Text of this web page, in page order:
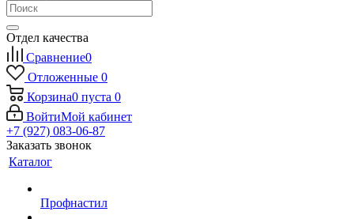
Отдел качества
Сравнение0
Отложенные 0
Корзина0 пуста 0
ВойтиМой кабинет
+7 (927) 083-06-87
Заказать звонок
Каталог
Профнастил